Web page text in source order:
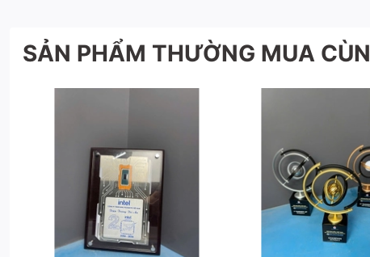
Mỗi tấm bảng vinh danh là một lời cảm ơn chân thành,
tạo nên những khoảnh khắc tri ân đáng nhớ.
Website:https://cupdocquyen.com/
SẢN PHẨM THƯỜNG MUA